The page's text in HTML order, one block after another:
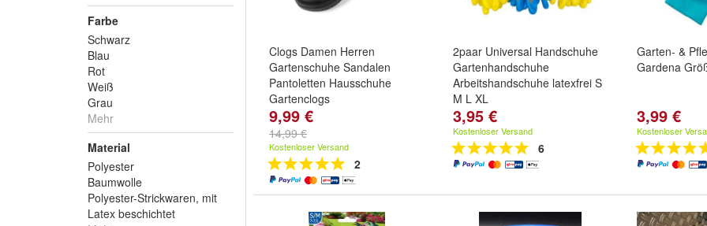
Farbe
Schwarz
Blau
Rot
Weiß
Grau
Mehr
Material
Polyester
Baumwolle
Polyester-Strickwaren, mit
Latex beschichtet
Clogs Damen Herren
Gartenschuhe Sandalen
Pantoletten Hausschuhe
Gartenclogs
Farbe:Schwarz
9,99 €
14,99 €
Kostenloser Versand
2
2paar Universal Handschuhe
Gartenhandschuhe
Arbeitshandschuhe latexfrei S
M L XL
Größe:S
3,95 €
Kostenloser Versand
6
Garten- &
Gardena
3,99 €
Kostenloser